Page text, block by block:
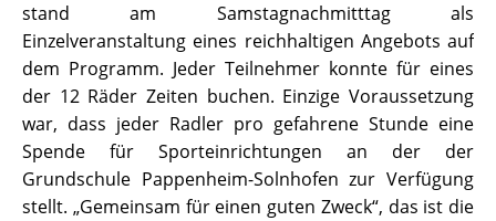
stand am Samstagnachmitttag als
Einzelveranstaltung eines reichhaltigen Angebots auf
dem Programm. Jeder Teilnehmer konnte für eines
der 12 Räder Zeiten buchen. Einzige Voraussetzung
war, dass jeder Radler pro gefahrene Stunde eine
Spende für Sporteinrichtungen an der der
Grundschule Pappenheim-Solnhofen zur Verfügung
stellt. „Gemeinsam für einen guten Zweck“, das ist die